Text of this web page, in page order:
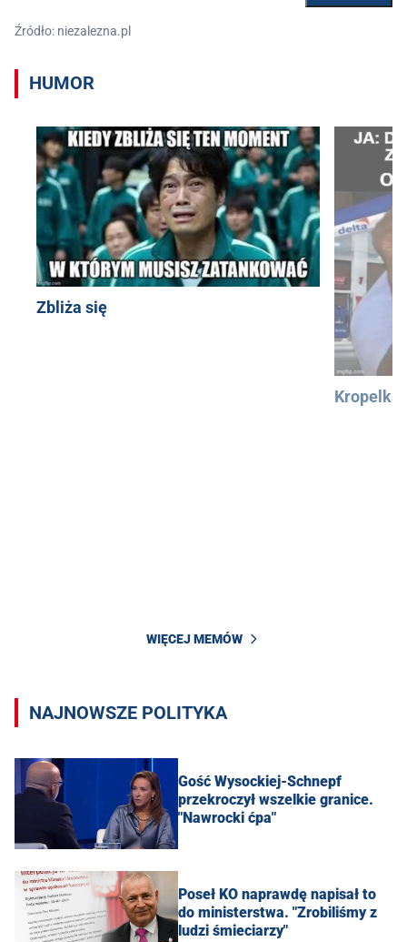
Źródło: niezalezna.pl
HUMOR
Zbliża się
Kropelka
WIĘCEJ MEMÓW
NAJNOWSZE POLITYKA
Gość Wysockiej-Schnepf
przekroczył wszelkie granice.
"Nawrocki ćpa"
Poseł KO naprawdę napisał to
do ministerstwa. "Zrobiliśmy z
ludzi śmieciarzy"